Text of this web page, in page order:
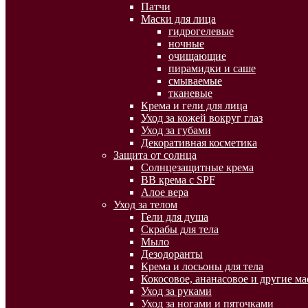
Патчи
Маски для лица
гидрогелевые
ночные
очищающие
пирамидки и саше
смываемые
тканевые
Крема и гели для лица
Уход за кожей вокруг глаз
Уход за губами
Декоративная косметика
Защита от солнца
Солнцезащитные крема
BB крема с SPF
Алое вера
Уход за телом
Гели для душа
Скрабы для тела
Мыло
Дезодоранты
Крема и лосьоны для тела
Кокосовое, ананасовое и другие
Уход за руками
Уход за ногами и пяточками